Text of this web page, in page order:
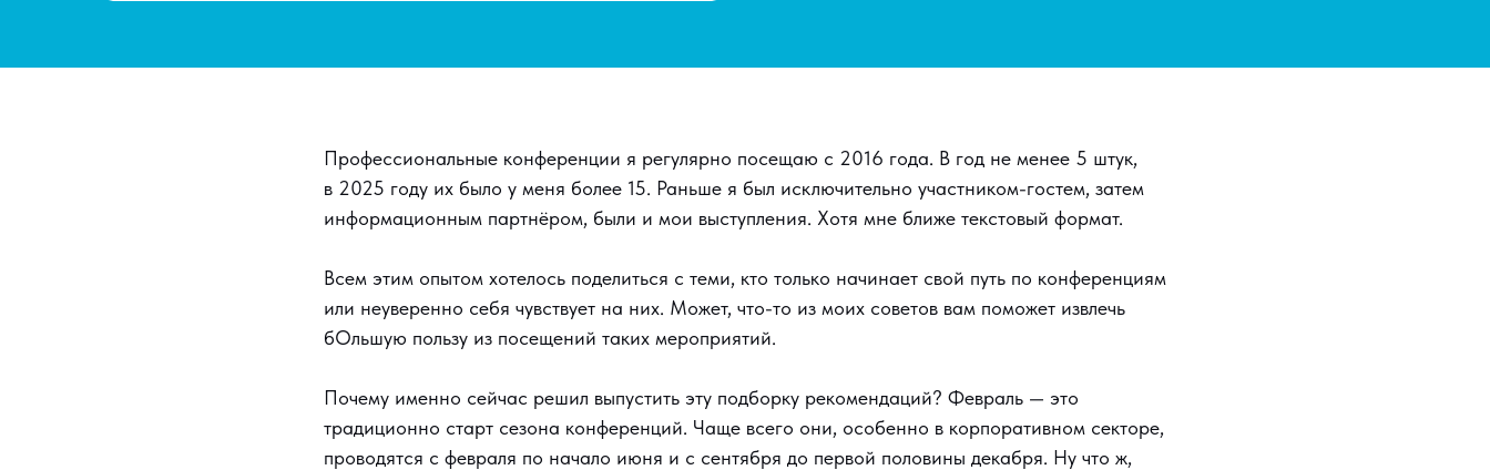
Профессиональные конференции я регулярно посещаю с 2016 года. В год не менее 5 штук,
в 2025 году их было у меня более 15. Раньше я был исключительно участником-гостем, затем
информационным партнёром, были и мои выступления. Хотя мне ближе текстовый формат.
Всем этим опытом хотелось поделиться с теми, кто только начинает свой путь по конференциям
или неуверенно себя чувствует на них. Может, что-то из моих советов вам поможет извлечь
бОльшую пользу из посещений таких мероприятий.
Почему именно сейчас решил выпустить эту подборку рекомендаций? Февраль — это
традиционно старт сезона конференций. Чаще всего они, особенно в корпоративном секторе,
проводятся с февраля по начало июня и с сентября до первой половины декабря. Ну что ж,